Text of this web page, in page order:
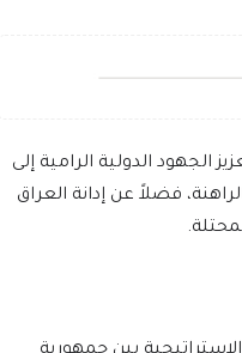
الدولية الرامية إلى
فضلاً عن إدانة العراق